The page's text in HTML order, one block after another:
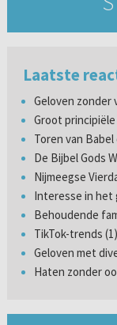
Laatste
Geloven zonder
Groot principiële
Toren van
De Bijbel Gods
Nijmeegse
Interesse in het
Behoudende
TikTok-trends (1)
Geloven met
Haten zonder